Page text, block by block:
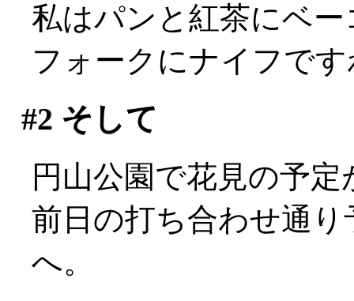
私はパンと紅茶にベ
フォークにナイフで
#2 そして
円山公園で花見の予
前日の打ち合わせ通
へ。